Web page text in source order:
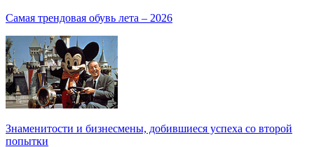
Самая трендовая обувь лета – 2026
Знаменитости и бизнесмены, добившиеся успеха со второй
попытки